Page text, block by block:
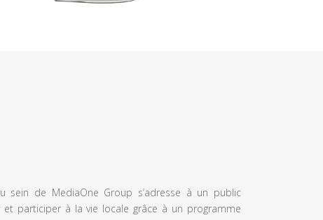
sein de MediaOne Group s’adresse à un public
et participer à la vie locale grâce à un programme